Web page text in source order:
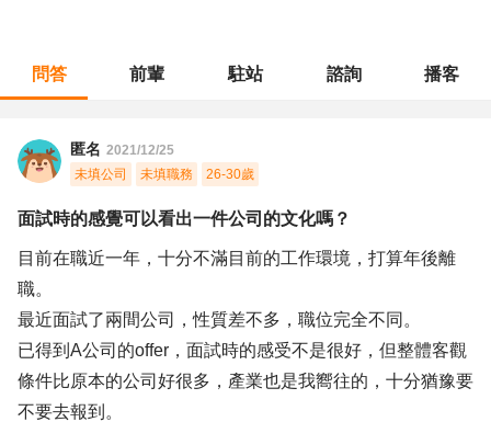
問答 前輩 駐站 諮詢 播客
匿名 2021/12/25
未填公司
未填職務 26-30歲
面試時的感覺可以看出一件公司的文化嗎？
目前在職近一年，十分不滿目前的工作環境，打算年後離
職。
最近面試了兩間公司，性質差不多，職位完全不同。
已得到A公司的offer，面試時的感受不是很好，但整體客觀
條件比原本的公司好很多，產業也是我嚮往的，十分猶豫要
不要去報到。